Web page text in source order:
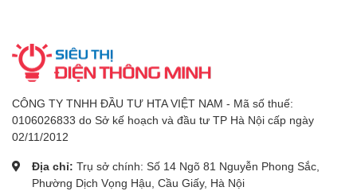
CÔNG TY TNHH ĐẦU TƯ HTA VIỆT NAM - Mã số thuế:
0106026833 do Sở kế hoạch và đầu tư TP Hà Nội cấp ngày
02/11/2012
Địa chỉ: Trụ sở chính: Số 14 Ngõ 81 Nguyễn Phong Sắc,
Phường Dịch Vọng Hậu, Cầu Giấy, Hà Nội